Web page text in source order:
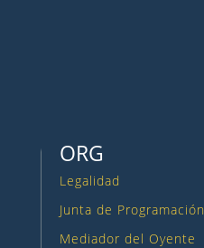
ORG
Legalidad
Junta de Programación
Mediador del Oyente